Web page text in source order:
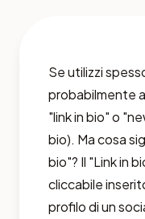
Se utilizzi
probabilmente
"link in bio" o
bio). Ma cosa
bio"? Il "Link in
cliccabile
profilo di un